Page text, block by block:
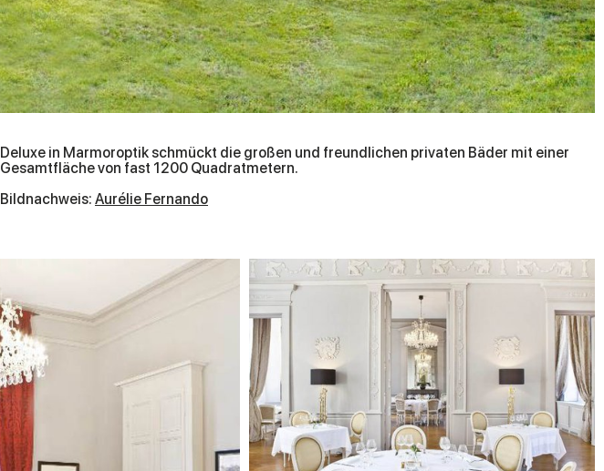
Gesamtfläche von fast 1200 Quadratmetern.
Bildnachweis: Aurélie Fernando